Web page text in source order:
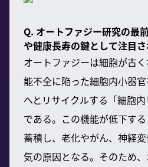
Q. オートファジー研究の最
や健康長寿の鍵として注目
オートファジーは細胞が古
能不全に陥った細胞内小器
へとリサイクルする「細胞内
である。この機能が低下す
蓄積し、老化やがん、神経
気の原因となる。そのため